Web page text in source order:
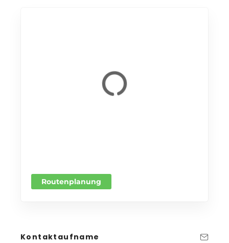
Routenplanung
Kontaktaufname